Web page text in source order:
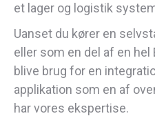
et lager og logistik
Uanset du kører en
eller som en del af en hel
blive brug for en
applikation som en af
har vores ekspertise.